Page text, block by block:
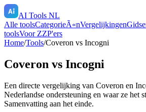
AI Tools NL
Alle toolsCategorieÃ«nVergelijkingen
toolsVoor ZZP'ers
Home/Tools/Coveron vs Incogni
Coveron vs Incogni
Een directe vergelijking van Coveron en
Nederlandse ondersteuning en waar ze het
Samenvatting aan het einde.